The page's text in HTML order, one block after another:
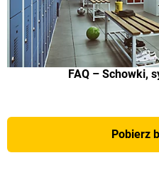
FAQ – Schowki,
Pobierz